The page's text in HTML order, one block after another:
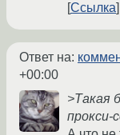
Ссылка
Ответ на:
+00:00
>Такая
прокси-